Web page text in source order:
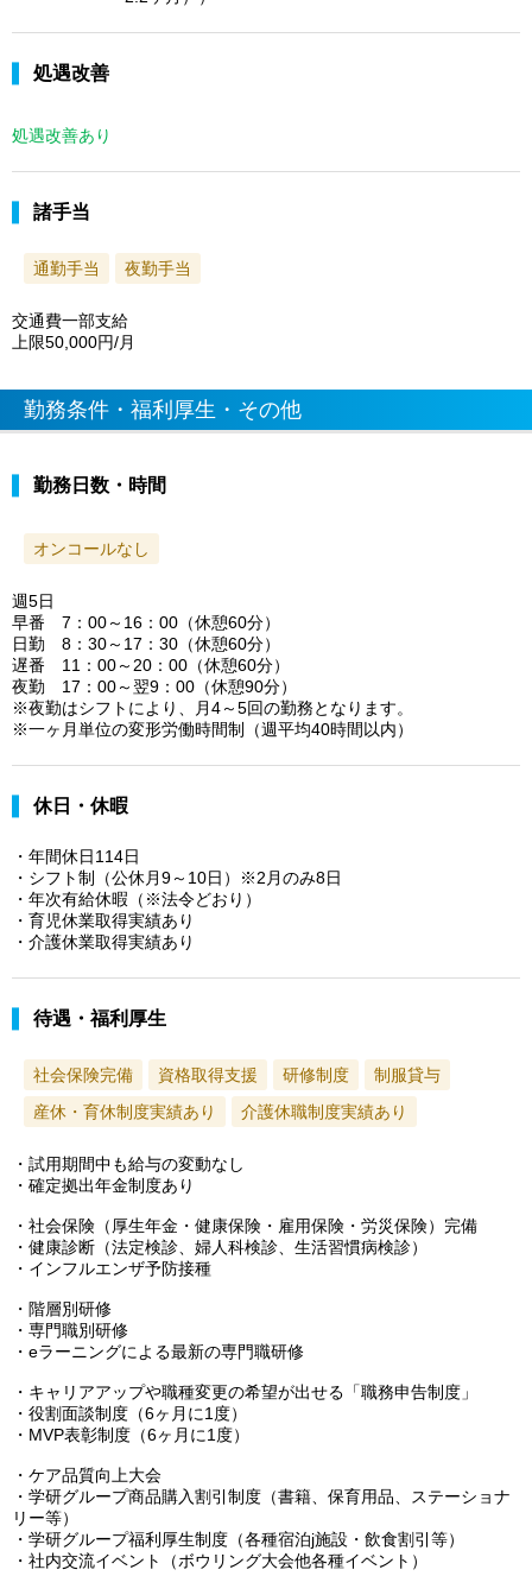
処遇改善
処遇改善あり
諸手当
通勤手当 夜勤手当
交通費一部支給
上限50,000円/月
勤務条件・福利厚生・その他
勤務日数・時間
オンコールなし
週5日
早番 7：00～16：00（休憩60分）
日勤 8：30～17：30（休憩60分）
遅番 11：00～20：00（休憩60分）
夜勤 17：00～翌9：00（休憩90分）
※夜勤はシフトにより、月4～5回の勤務となります。
※一ヶ月単位の変形労働時間制（週平均40時間以内）
休日・休暇
・年間休日114日
・シフト制（公休月9～10日）※2月のみ8日
・年次有給休暇（※法令どおり）
・育児休業取得実績あり
・介護休業取得実績あり
待遇・福利厚生
社会保険完備 資格取得支援 研修制度
制服貸与
産休・育休制度実績あり
介護休職制度実績あり
・試用期間中も給与の変動なし
・確定拠出年金制度あり
・社会保険（厚生年金・健康保険・雇用保険・労災保険）完備
・健康診断（法定検診、婦人科検診、生活習慣病検診）
・インフルエンザ予防接種
・階層別研修
・専門職別研修
・eラーニングによる最新の専門職研修
・キャリアアップや職種変更の希望が出せる「職務申告制度」
・役割面談制度（6ヶ月に1度）
・MVP表彰制度（6ヶ月に1度）
・ケア品質向上大会
・学研グループ商品購入割引制度（書籍、保育用品、ステーショナ
リー等）
・学研グループ福利厚生制度（各種宿泊j施設・飲食割引等）
・社内交流イベント（ボウリング大会他各種イベント）